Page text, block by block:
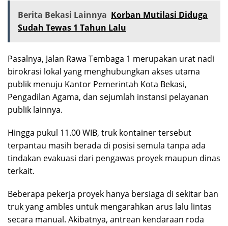
Berita Bekasi Lainnya Korban Mutilasi Diduga
Sudah Tewas 1 Tahun Lalu
Pasalnya, Jalan Rawa Tembaga 1 merupakan urat nadi
birokrasi lokal yang menghubungkan akses utama
publik menuju Kantor Pemerintah Kota Bekasi,
Pengadilan Agama, dan sejumlah instansi pelayanan
publik lainnya.
Hingga pukul 11.00 WIB, truk kontainer tersebut
terpantau masih berada di posisi semula tanpa ada
tindakan evakuasi dari pengawas proyek maupun dinas
terkait.
Beberapa pekerja proyek hanya bersiaga di sekitar ban
truk yang ambles untuk mengarahkan arus lalu lintas
secara manual. Akibatnya, antrean kendaraan roda